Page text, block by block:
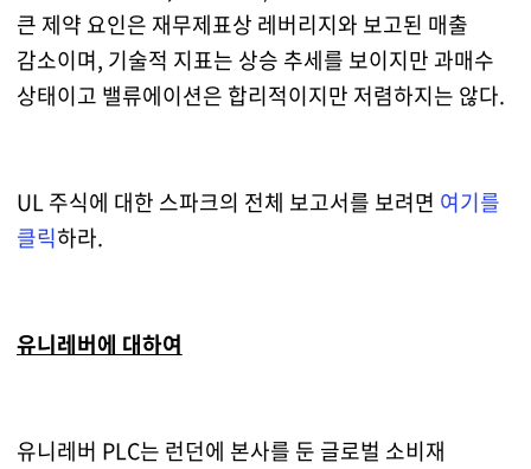
큰 제약 요인은 재무제표상 레버리지와 보고된 매출
감소이며, 기술적 지표는 상승 추세를 보이지만 과매수
상태이고 밸류에이션은 합리적이지만 저렴하지는 않다.
UL 주식에 대한 스파크의 전체 보고서를 보려면 여기를
클릭하라.
유니레버에 대하여
유니레버 PLC는 런던에 본사를 둔 글로벌 소비재